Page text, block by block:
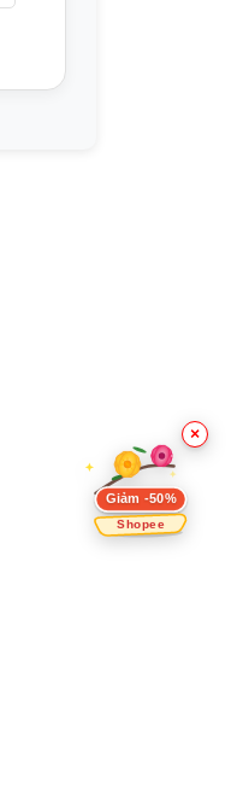
×
Giảm -50%
Shopee